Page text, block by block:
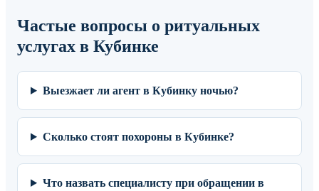
Частые вопросы о ритуальных
услугах в Кубинке
Выезжает ли агент в Кубинку ночью?
Сколько стоят похороны в Кубинке?
Что назвать специалисту при обращении в